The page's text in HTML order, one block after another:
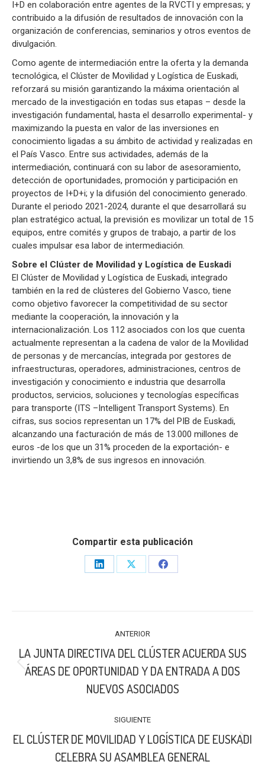
I+D en colaboración entre agentes de la RVCTI y empresas; y
contribuido a la difusión de resultados de innovación con la
organización de conferencias, seminarios y otros eventos de
divulgación.
Como agente de intermediación entre la oferta y la demanda
tecnológica, el Clúster de Movilidad y Logística de Euskadi,
reforzará su misión garantizando la máxima orientación al
mercado de la investigación en todas sus etapas – desde la
investigación fundamental, hasta el desarrollo experimental- y
maximizando la puesta en valor de las inversiones en
conocimiento ligadas a su ámbito de actividad y realizadas en
el País Vasco. Entre sus actividades, además de la
intermediación, continuará con su labor de asesoramiento,
detección de oportunidades, promoción y participación en
proyectos de I+D+i; y la difusión del conocimiento generado.
Durante el periodo 2021-2024, durante el que desarrollará su
plan estratégico actual, la previsión es movilizar un total de 15
equipos, entre comités y grupos de trabajo, a partir de los
cuales impulsar esa labor de intermediación.
Sobre el Clúster de Movilidad y Logística de Euskadi
El Clúster de Movilidad y Logística de Euskadi, integrado
también en la red de clústeres del Gobierno Vasco, tiene
como objetivo favorecer la competitividad de su sector
mediante la cooperación, la innovación y la
internacionalización. Los 112 asociados con los que cuenta
actualmente representan a la cadena de valor de la Movilidad
de personas y de mercancías, integrada por gestores de
infraestructuras, operadores, administraciones, centros de
investigación y conocimiento e industria que desarrolla
productos, servicios, soluciones y tecnologías específicas
para transporte (ITS –Intelligent Transport Systems). En
cifras, sus socios representan un 17% del PIB de Euskadi,
alcanzando una facturación de más de 13.000 millones de
euros -de los que un 31% proceden de la exportación- e
invirtiendo un 3,8% de sus ingresos en innovación.
Compartir esta publicación
Share
Share
Share
PUBLICACIONES
ANTERIOR
Publicación
LA JUNTA DIRECTIVA DEL CLÚSTER ACUERDA SUS
ÁREAS DE OPORTUNIDAD Y DA ENTRADA A DOS
NUEVOS ASOCIADOS
SIGUIENTE
Publicación
siguiente:
EL CLÚSTER DE MOVILIDAD Y LOGÍSTICA DE EUSKADI
CELEBRA SU ASAMBLEA GENERAL